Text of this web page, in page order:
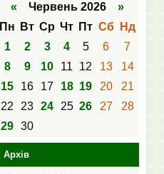
« Червень 2026 »
Пн
Вт Ср Чт Пт Сб
Нд
1
2 3 4 5 6
7
8
9 10 11 12 13
14
15
16 17 18 19 20
21
22
23 24 25 26 27
28
29 30
Архів